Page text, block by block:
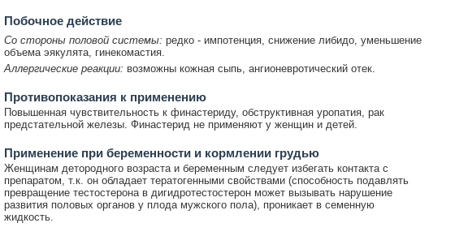
Побочное действие
Со стороны половой системы: редко - импотенция, снижение либидо, уменьшение
объема эякулята, гинекомастия.
Аллергические реакции: возможны кожная сыпь, ангионевротический отек.
Противопоказания к применению
Повышенная чувствительность к финастериду, обструктивная уропатия, рак
предстательной железы. Финастерид не применяют у женщин и детей.
Применение при беременности и кормлении грудью
Женщинам детородного возраста и беременным следует избегать контакта с
препаратом, т.к. он обладает тератогенными свойствами (способность подавлять
превращение тестостерона в дигидротестостерон может вызывать нарушение
развития половых органов у плода мужского пола), проникает в семенную
жидкость.